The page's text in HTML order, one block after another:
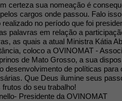
certeza sua nomeação é
cargos onde passou. Falo
realizado no período que foi
palavras em relação a
as quais a atual Ministra Kátia
coloco a OVINOMAT -
de Mato Grosso, a sua
desenvolvimento de políticas para
Que Deus ilumine seus
frutos do seu trabalho!
Presidente da OVINOMAT